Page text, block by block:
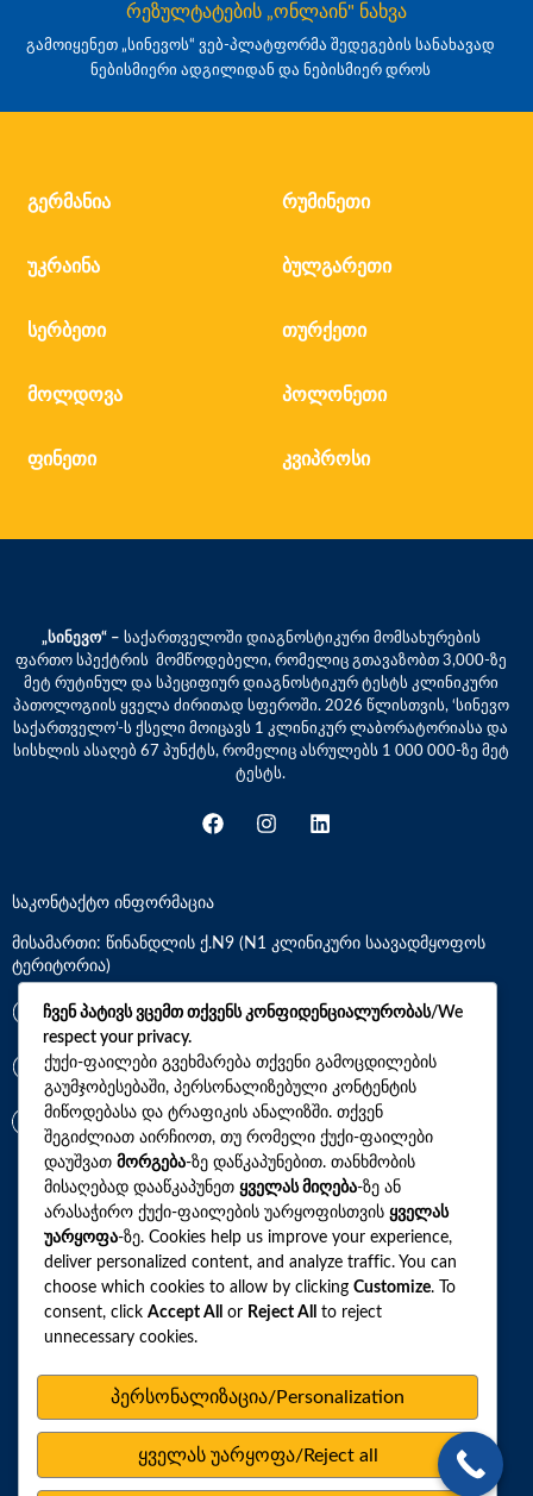
რეზულტატების „ონლაინ" ნახვა
გამოიყენეთ „სინევოს“ ვებ-პლატფორმა შედეგების სანახავად
ნებისმიერი ადგილიდან და ნებისმიერ დროს
გერმანია რუმინეთი
უკრაინა ბულგარეთი
სერბეთი თურქეთი
მოლდოვა პოლონეთი
ფინეთი კვიპროსი
„სინევო“ – საქართველოში დიაგნოსტიკური მომსახურების
ფართო სპექტრის მომწოდებელი, რომელიც გთავაზობთ 3,000-ზე
მეტ რუტინულ და სპეციფიურ დიაგნოსტიკურ ტესტს კლინიკური
პათოლოგიის ყველა ძირითად სფეროში. 2026 წლისთვის, ‘სინევო
საქართველო’-ს ქსელი მოიცავს 1 კლინიკურ ლაბორატორიასა და
სისხლის ასაღებ 67 პუნქტს, რომელიც ასრულებს 1 000 000-ზე მეტ
ტესტს.
საკონტაქტო ინფორმაცია
მისამართი: წინანდლის ქ.N9 (N1 კლინიკური საავადმყოფოს
ტერიტორია)
*7770
+(995)32 2 800 111
info@synevo.ge
2021 – 2026 © სინევო. ყველა უფლება დაცულია
ყველა ანალიზი
ჩვენი აქციები და პროფილები
როგორ მოვემზადოთ ტესტების ჩასაბარებლად
ლაბორატორიული ცენტრები
სარედაქციო პოლიტიკა
ვებსაიტის რუკა
ჩვენ პატივს ვცემთ თქვენს კონფიდენციალურობას/We
respect your privacy.
ქუქი-ფაილები გვეხმარება თქვენი გამოცდილების
გაუმჯობესებაში, პერსონალიზებული კონტენტის
მიწოდებასა და ტრაფიკის ანალიზში. თქვენ
შეგიძლიათ აირჩიოთ, თუ რომელი ქუქი-ფაილები
დაუშვათ მორგება-ზე დაწკაპუნებით. თანხმობის
მისაღებად დააწკაპუნეთ ყველას მიღება-ზე ან
არასაჭირო ქუქი-ფაილების უარყოფისთვის ყველას
უარყოფა-ზე. Cookies help us improve your experience,
deliver personalized content, and analyze traffic. You can
choose which cookies to allow by clicking Customize. To
consent, click Accept All or Reject All
to reject
unnecessary cookies.
პერსონალიზაცია/Personalization
ყველას უარყოფა/Reject all